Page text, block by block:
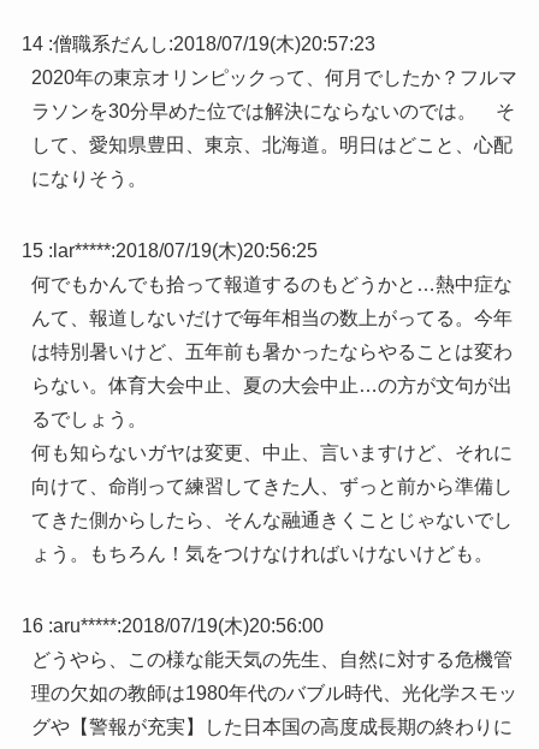
14 :僧職系だんし:2018/07/19(木)20:57:23
2020年の東京オリンピックって、何月でしたか？フルマ
ラソンを30分早めた位では解決にならないのでは。 そ
して、愛知県豊田、東京、北海道。明日はどこと、心配
になりそう。
15 : lar*****:2018/07/19(木)20:56:25
何でもかんでも拾って報道するのもどうかと…熱中症な
んて、報道しないだけで毎年相当の数上がってる。今年
は特別暑いけど、五年前も暑かったならやることは変わ
らない。体育大会中止、夏の大会中止…の方が文句が出
るでしょう。
何も知らないガヤは変更、中止、言いますけど、それに
向けて、命削って練習してきた人、ずっと前から準備し
てきた側からしたら、そんな融通きくことじゃないでし
ょう。もちろん！気をつけなければいけないけども。
16 :aru*****:2018/07/19(木)20:56:00
どうやら、この様な能天気の先生、自然に対する危機管
理の欠如の教師は1980年代のバブル時代、光化学スモッ
グや【警報が充実】した日本国の高度成長期の終わりに